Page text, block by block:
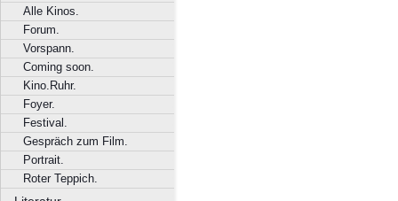
Alle Kinos.
Forum.
Vorspann.
Coming soon.
Kino.Ruhr.
Foyer.
Festival.
Gespräch zum Film.
Portrait.
Roter Teppich.